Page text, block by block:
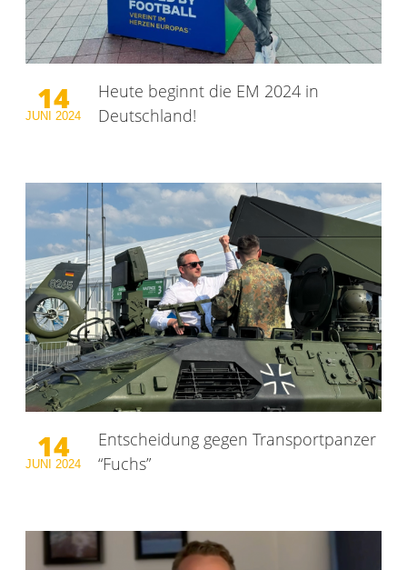
14
JUNI2024
Heute beginnt die EM 2024 in
Deutschland!
14
JUNI 2024
Entscheidung gegen Transportpanzer
“Fuchs”